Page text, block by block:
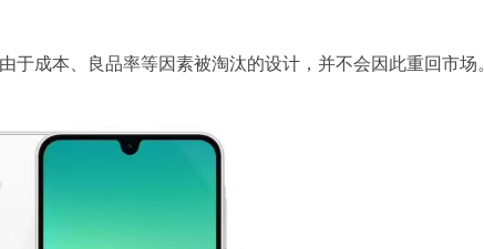
于成本、良品率等因素被淘汰的设计，并不会因此重回市场